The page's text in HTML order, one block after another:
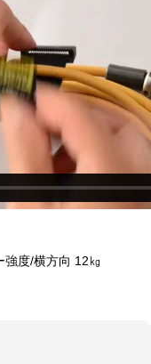
度/横方向 12㎏